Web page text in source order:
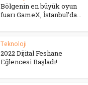
Bölgenin en büyük oyun
fuarı GameX, İstanbul’da...
Teknoloji
2022 Dijital Feshane
Eğlencesi Başladı!